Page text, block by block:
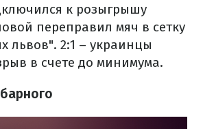
к розыгрышу
переправил мяч в сетку
львов". 2:1 – украинцы
в счете до минимума.